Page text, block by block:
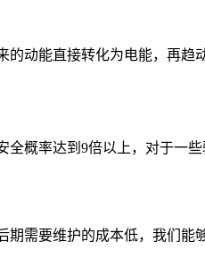
动能直接转化为电能，再趋
概率达到9倍以上，对于一
需要维护的成本低，我们能